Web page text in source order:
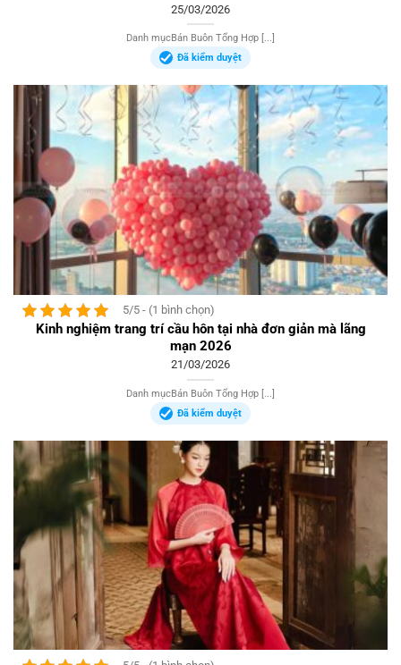
25/03/2026
Danh mụcBán Buôn Tổng Hợp [...]
Đã kiểm duyệt
5/5 - (1 bình chọn)
Kinh nghiệm trang trí cầu hôn tại nhà đơn giản mà lãng
mạn 2026
21/03/2026
Danh mụcBán Buôn Tổng Hợp [...]
Đã kiểm duyệt